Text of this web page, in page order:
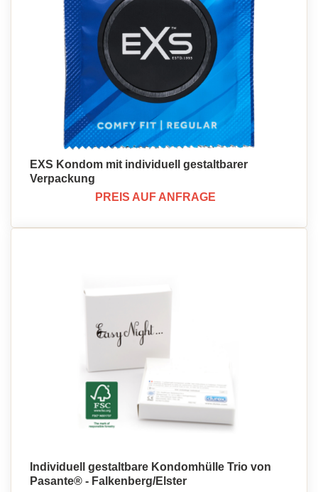
EXS Kondom mit individuell gestaltbarer
Verpackung
PREIS AUF ANFRAGE
Individuell gestaltbare Kondomhülle Trio von
Pasante® - Falkenberg/Elster